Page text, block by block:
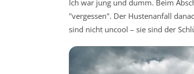
Ich war jung und dumm. Beim
"vergessen". Der Hustenanfall
sind nicht uncool – sie sind der